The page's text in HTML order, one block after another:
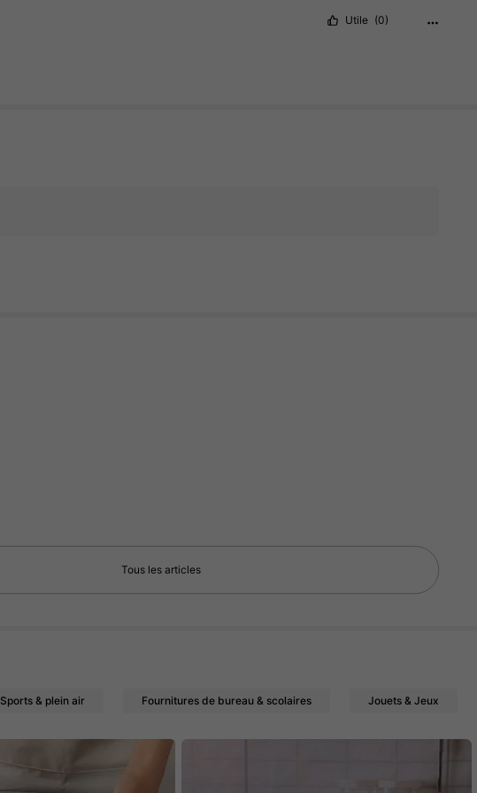
Utile (0)
Tous les articles
Sports & plein air Fournitures de bureau & scolaires Jouets & Jeux